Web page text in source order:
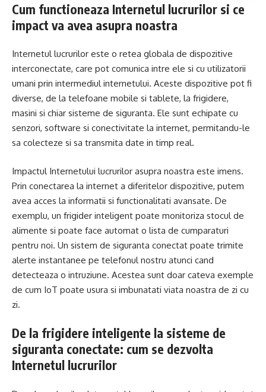
Cum functioneaza Internetul lucrurilor si ce
impact va avea asupra noastra
Internetul lucrurilor este o retea globala de dispozitive
interconectate, care pot comunica intre ele si cu utilizatorii
umani prin intermediul internetului. Aceste dispozitive pot fi
diverse, de la telefoane mobile si tablete, la frigidere,
masini si chiar sisteme de siguranta. Ele sunt echipate cu
senzori, software si conectivitate la internet, permitandu-le
sa colecteze si sa transmita date in timp real.
Impactul Internetului lucrurilor asupra noastra este imens.
Prin conectarea la internet a diferitelor dispozitive, putem
avea acces la informatii si functionalitati avansate. De
exemplu, un frigider inteligent poate monitoriza stocul de
alimente si poate face automat o lista de cumparaturi
pentru noi. Un sistem de siguranta conectat poate trimite
alerte instantanee pe telefonul nostru atunci cand
detecteaza o intruziune. Acestea sunt doar cateva exemple
de cum IoT poate usura si imbunatati viata noastra de zi cu
zi.
De la frigidere inteligente la sisteme de
siguranta conectate: cum se dezvolta
Internetul lucrurilor